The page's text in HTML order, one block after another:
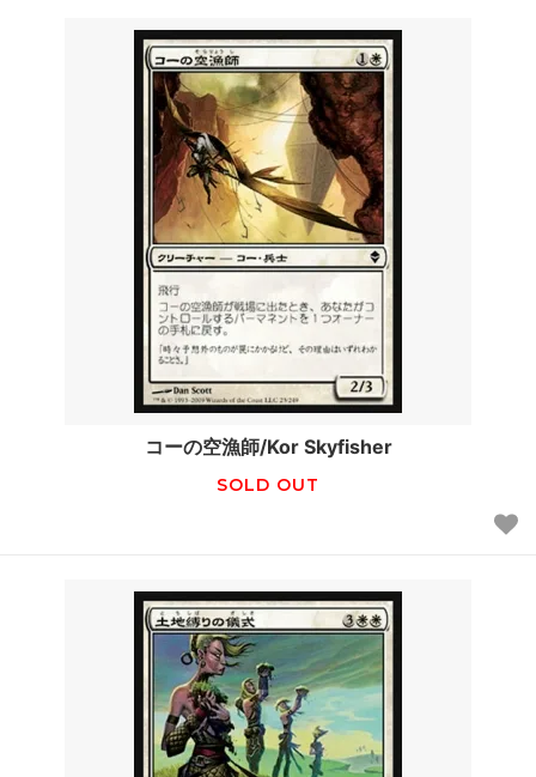
コーの空漁師/Kor Skyfisher
SOLD OUT